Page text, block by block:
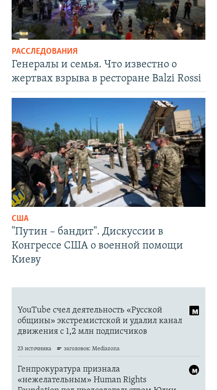
РАССЛЕДОВАНИЯ
Генералы и семья. Что известно о
жертвах взрыва в ресторане Balzi Rossi
США
"Путин – бандит". Дискуссии в
Конгрессе США о военной помощи
Киеву